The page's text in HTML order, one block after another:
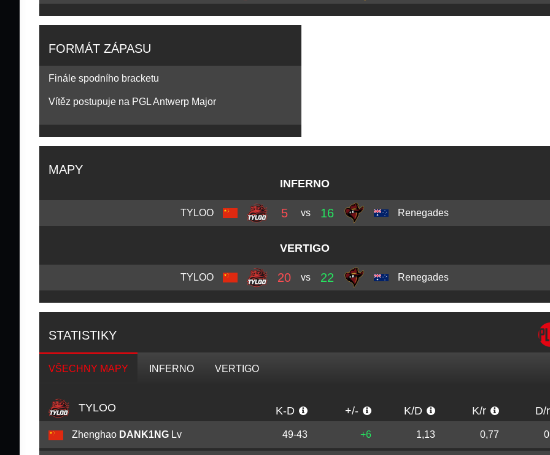
FORMÁT ZÁPASU
Finále spodního bracketu
Vítěz postupuje na PGL Antwerp Major
MAPY
INFERNO
TYLOO 5 vs 16 Renegades
VERTIGO
TYLOO 20 vs 22 Renegades
STATISTIKY
VŠECHNY MAPY INFERNO VERTIGO
TYLOO K-D +/- K/D K/r
Zhenghao DANK1NG Lv 49-43 +6 1,13 0,77